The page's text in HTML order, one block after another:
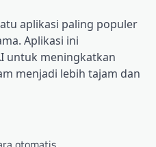
aplikasi paling populer
Aplikasi ini
untuk meningkatkan
menjadi lebih tajam dan